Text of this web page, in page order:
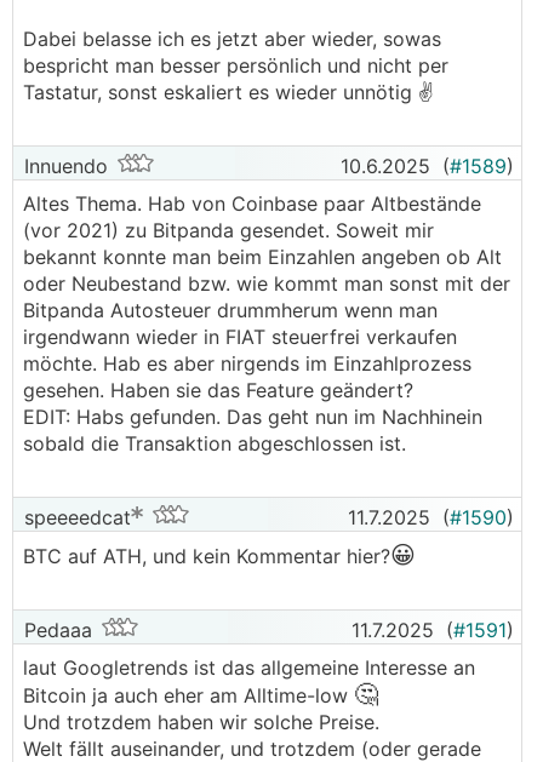
Dabei belasse ich es jetzt aber wieder, sowas
bespricht man besser persönlich und nicht per
Tastatur, sonst eskaliert es wieder unnötig ✌️
Innuendo 10.6.2025 (#1589)
Altes Thema. Hab von Coinbase paar Altbestände
(vor 2021) zu Bitpanda gesendet. Soweit mir
bekannt konnte man beim Einzahlen angeben ob Alt
oder Neubestand bzw. wie kommt man sonst mit der
Bitpanda Autosteuer drummherum wenn man
irgendwann wieder in FIAT steuerfrei verkaufen
möchte. Hab es aber nirgends im Einzahlprozess
gesehen. Haben sie das Feature geändert?
EDIT: Habs gefunden. Das geht nun im Nachhinein
sobald die Transaktion abgeschlossen ist.
speeeedcat 11.7.2025 (#1590)
BTC auf ATH, und kein Kommentar hier?😀
Pedaaa 11.7.2025 (#1591)
laut Googletrends ist das allgemeine Interesse an
Bitcoin ja auch eher am Alltime-low 🤔
Und trotzdem haben wir solche Preise.
Welt fällt auseinander, und trotzdem (oder gerade